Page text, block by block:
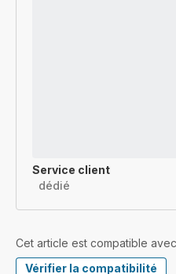
Service client
dédié
Cet article est compatible avec
Vérifier la compatibilité